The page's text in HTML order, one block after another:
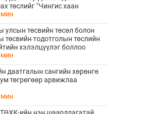
төслийг “Чингис хаан
сан нэгдэл” ХХК-тай хамтран
мин
улсын төсвийн төсөл болон
төсвийн тодотголын төслийн
хэлэлцүүлэг боллоо
мин
даатгалын сангийн хөрөнгө
төгрөгөөр арвижлаа
мин